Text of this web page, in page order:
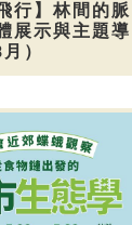
行】林間的脈
展示與主題導
）